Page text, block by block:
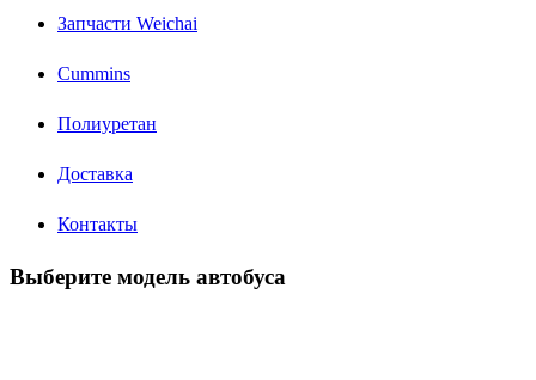
Запчасти Weichai
Cummins
Полиуретан
Доставка
Контакты
Выберите модель автобуса